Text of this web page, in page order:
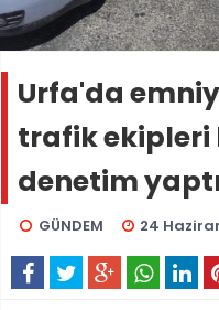
Urfa'da
trafik ekipleri
denetim
GÜNDEM 24